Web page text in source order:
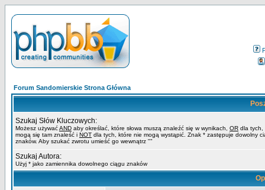
Forum Sandomierskie Strona Główna
Szukaj Słów Kluczowych:
Możesz używaćAND aby określać, które słowa muszą znaleźć się w wynikach, OR dla tych,
mogą się tam znaleść i NOT dla tych, które nie mogą wystąpić. Znak * zastępuje dowolny
znaków. Aby szukać zwrotu umieść go wewnątrz ""
Szukaj Autora:
Użyj * jako zamiennika dowolnego ciągu znaków